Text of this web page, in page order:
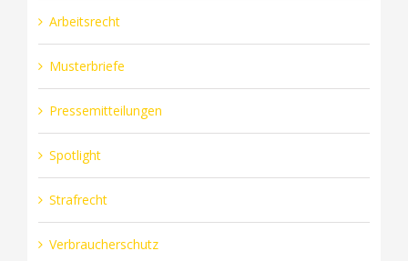
Arbeitsrecht
Musterbriefe
Pressemitteilungen
Spotlight
Strafrecht
Verbraucherschutz